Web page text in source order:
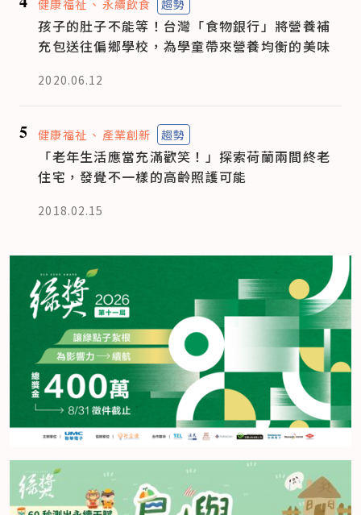
健康福祉 永續飲食 趨勢
孩子的肚子不能等！台灣「食物銀行」將營養補
充包送往偏鄉學校，為學童帶來營養均衡的美味
2020.06.12
5 健康福祉 產業創新 趨勢
「老年生活應當充滿歡笑！」探索荷蘭兩間終老
住宅，發覺不一樣的高齡照護可能
2018.02.15